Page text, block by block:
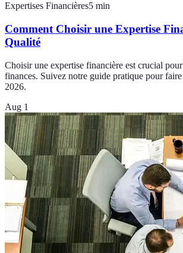
Expertises Financières5 min
Comment Choisir une Expertise
Qualité
Choisir une expertise financière est crucial
finances. Suivez notre guide pratique pour
2026.
Aug 1